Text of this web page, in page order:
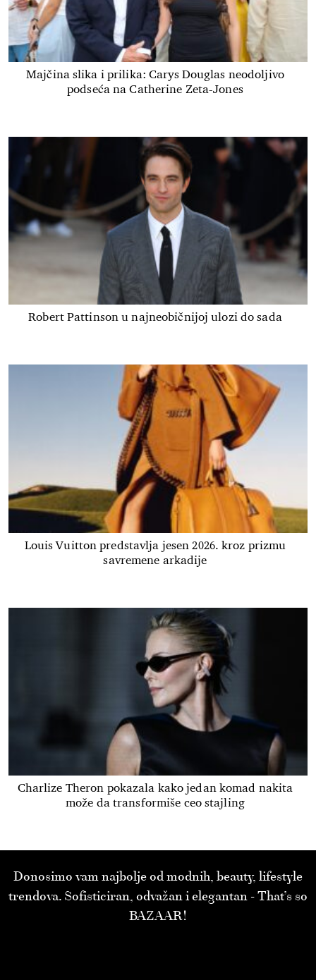
Majčina slika i prilika: Carys Douglas neodoljivo
podseća na Catherine Zeta-Jones
Robert Pattinson u najneobičnijoj ulozi do sada
Louis Vuitton predstavlja jesen 2026. kroz prizmu
savremene arkadije
Charlize Theron pokazala kako jedan komad nakita
može da transformiše ceo stajling
Donosimo vam najbolje od modnih, beauty, lifestyle
trendova. Sofisticiran, odvažan i elegantan - That’s so
BAZAAR!